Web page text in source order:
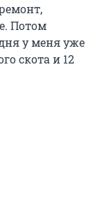
Потом
у меня уже
скота и 12